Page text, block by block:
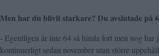
Men har du blivit starkare? Du avslutade på
- Egentligen är inte 64 så himla fort men nog
kontinuerligt sedan november utan större